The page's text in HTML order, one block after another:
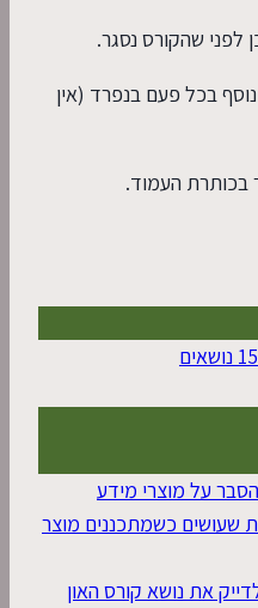
לפני שהקורס נסגר.
בכל פעם בנפרד (אין
בכותרת העמוד.
15 נושאים
על מוצרי מידע
5 הטעויות שעושים כשמתכננים מוצר
את נושא קורס האון